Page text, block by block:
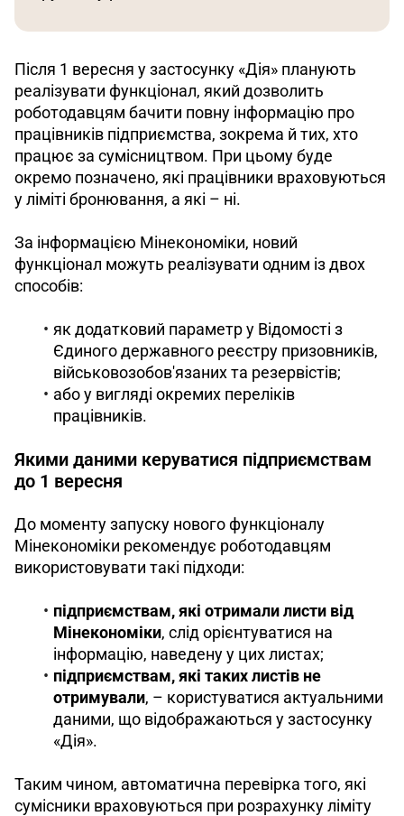
Після 1 вересня у застосунку «Дія» планують
реалізувати функціонал, який дозволить
роботодавцям бачити повну інформацію про
працівників підприємства, зокрема й тих, хто
працює за сумісництвом. При цьому буде
окремо позначено, які працівники враховуються
у ліміті бронювання, а які – ні.
За інформацією Мінекономіки, новий
функціонал можуть реалізувати одним із двох
способів:
як додатковий параметр у Відомості з
Єдиного державного реєстру призовників,
військовозобов'язаних та резервістів;
або у вигляді окремих переліків
працівників.
Якими даними керуватися підприємствам
до 1 вересня
До моменту запуску нового функціоналу
Мінекономіки рекомендує роботодавцям
використовувати такі підходи:
підприємствам, які отримали листи від
Мінекономіки, слід орієнтуватися на
інформацію, наведену у цих листах;
підприємствам, які таких листів не
отримували, – користуватися актуальними
даними, що відображаються у застосунку
«Дія».
Таким чином, автоматична перевірка того, які
сумісники враховуються при розрахунку ліміту